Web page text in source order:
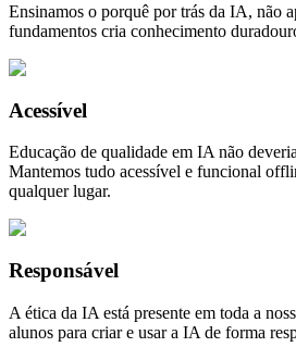
Ensinamos o porquê por trás da IA, não
fundamentos cria conhecimento
Acessível
Educação de qualidade em IA não
Mantemos tudo acessível e funcional
qualquer lugar.
Responsável
A ética da IA está presente em toda a
alunos para criar e usar a IA de forma